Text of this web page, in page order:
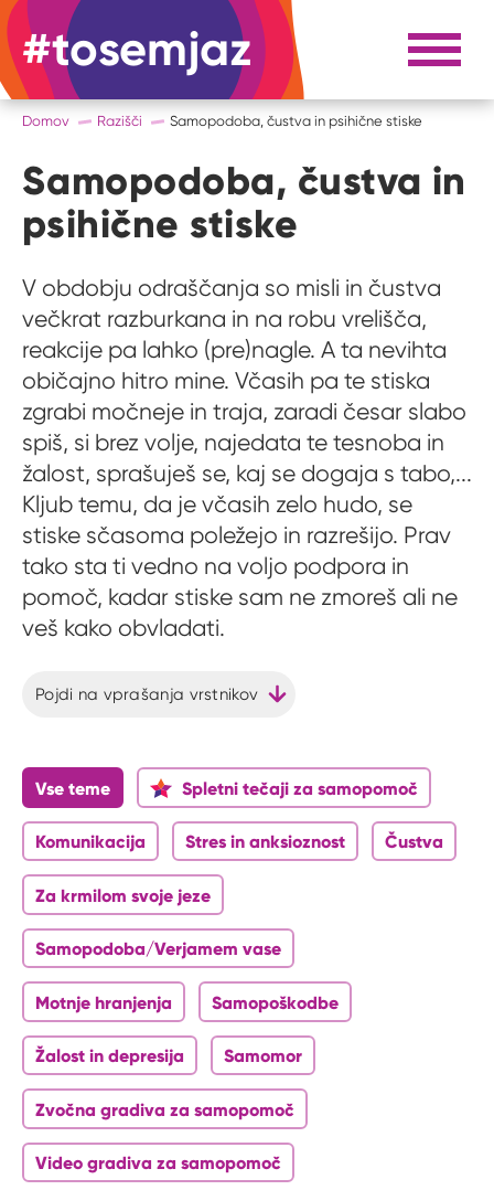
#tosemjaz #to sem jaz Razpri
Domov Razišči Samopodoba, čustva in psihične stiske
Samopodoba, čustva in
psihične stiske
V obdobju odraščanja so misli in čustva
večkrat razburkana in na robu vrelišča,
reakcije pa lahko (pre)nagle. A ta nevihta
običajno hitro mine. Včasih pa te stiska
zgrabi močneje in traja, zaradi česar slabo
spiš, si brez volje, najedata te tesnoba in
žalost, sprašuješ se, kaj se dogaja s tabo,...
Kljub temu, da je včasih zelo hudo, se
stiske sčasoma poležejo in razrešijo. Prav
tako sta ti vedno na voljo podpora in
pomoč, kadar stiske sam ne zmoreš ali ne
veš kako obvladati.
Pojdi na vprašanja vrstnikov
Vse teme Spletni tečaji za samopomoč
Komunikacija Stres in anksioznost Čustva
Za krmilom svoje jeze
Samopodoba/Verjamem vase
Motnje hranjenja Samopoškodbe
Žalost in depresija Samomor
Zvočna gradiva za samopomoč
Video gradiva za samopomoč